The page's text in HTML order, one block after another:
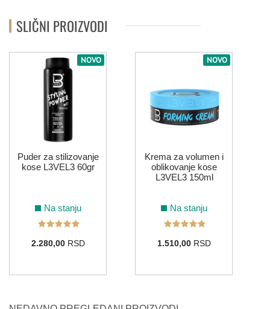
SLIČNI PROIZVODI
NOVO
Puder za stilizovanje
kose L3VEL3 60gr
Na stanju
2.280,00RSD
NOVO
Krema za volumen i
oblikovanje kose
L3VEL3 150ml
Na stanju
1.510,00RSD